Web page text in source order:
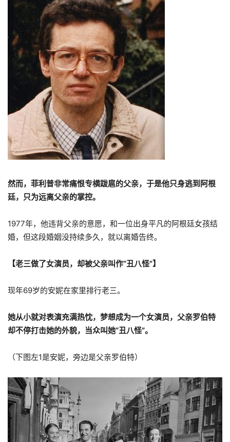
然而，菲利普非常痛恨专横跋扈的父亲， 于是他只身逃到阿根
廷，只为远离父亲的掌控。
1977年，他违背父亲的意愿，和一位出身平凡的阿根廷女孩结
婚，但这段婚姻没持续多久，就以离婚告终。
【老三做了女演员，却被父亲叫作“丑八怪”】
现年69岁的安妮在家里排行老三。
她从小就对表演充满热忱，梦想成为一个女演员，父亲罗伯特
却不停打击她的外貌，当众叫她“丑八怪”。
（下图左1是安妮，旁边是父亲罗伯特）